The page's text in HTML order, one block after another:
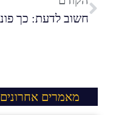
מאמרים אחרונים